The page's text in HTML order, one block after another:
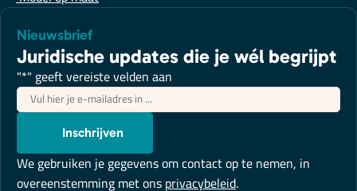
Nieuwsbrief
Juridische updates die je wél begrijpt
"*" geeft vereiste velden aan
E-
mailadres*
Inschrijven
We gebruiken je gegevens om contact op te nemen, in
overeenstemming met onsprivacybeleid.